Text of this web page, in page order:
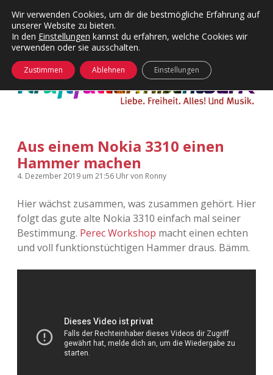
Kategorien
Menü
24 Hours Chilling
Die Wende
KFMW-Disco
kfmw.stuff
Kopfkinomusik
Nur mal so
Wandnotizen
KFMW-Disco
Dates
Contact
Adventskalender
Adventskalender 2010
Adventskalender 2011
Adventskalender 2014
Adventskalender 2015
facebook
instagram
rss soundcloud
vimeoBluesky
öffnen
Aus einem Nokia 3310 einen
Hammer machen
4. Dezember 2019 um 21:56 Uhrvon Ronny
Hier wächst zusammen, was zusammen gehört. Hier
folgt das gute alte Nokia 3310 einfach mal seiner
Bestimmung. Perec Workshop macht einen echten
und voll funktionstüchtigen Hammer draus. Bämm.
Wir verwenden Cookies, um dir die bestmögliche Erfahrung auf
unserer Website zu bieten.
In den Einstellungen kannst du erfahren, welche Cookies wir
verwenden oder sie ausschalten.
Zustimmen Ablehnen Einstellungen